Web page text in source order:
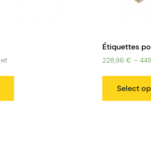
HT
Étiquettes
228,96 € –
Select